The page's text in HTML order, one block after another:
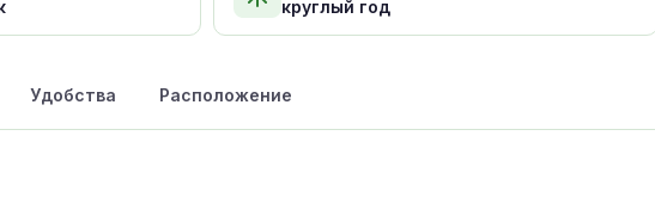
круглый год
Удобства Расположение